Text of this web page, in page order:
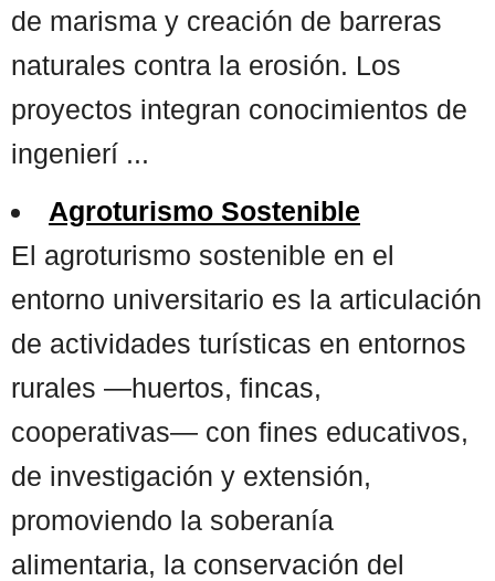
de marisma y creación de barreras
naturales contra la erosión. Los
proyectos integran conocimientos de
ingenierí ...
Agroturismo Sostenible
El agroturismo sostenible en el
entorno universitario es la articulación
de actividades turísticas en entornos
rurales —huertos, fincas,
cooperativas— con fines educativos,
de investigación y extensión,
promoviendo la soberanía
alimentaria, la conservación del